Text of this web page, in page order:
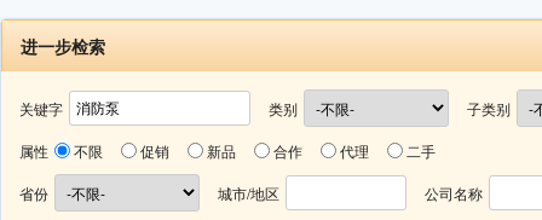
进一步检索
关键字 类别 子类别
属性 不限 促销 新品 合作 代理 二手
省份 城市/地区 公司名称